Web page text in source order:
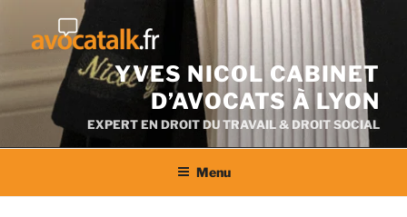
contenu
YVES NICOL CABINET
D’AVOCATS À LYON
EXPERT EN DROIT DU TRAVAIL & DROIT SOCIAL
Menu